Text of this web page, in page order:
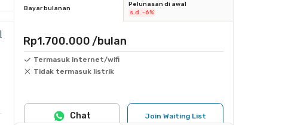
Bayar bulanan
Pelunasan di awal
s.d. -6%
Rp1.700.000 /bulan
Termasuk internet/wifi
Tidak termasuk listrik
Join Waiting List
Chat